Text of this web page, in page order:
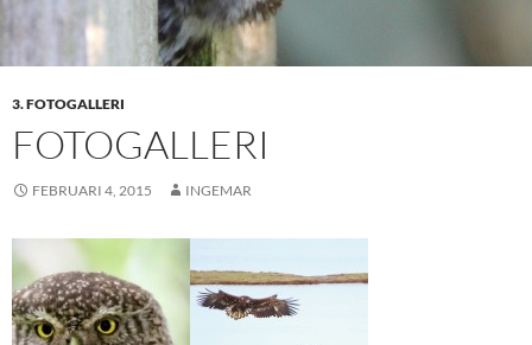
3. FOTOGALLERI
FOTOGALLERI
FEBRUARI 4, 2015 INGEMAR